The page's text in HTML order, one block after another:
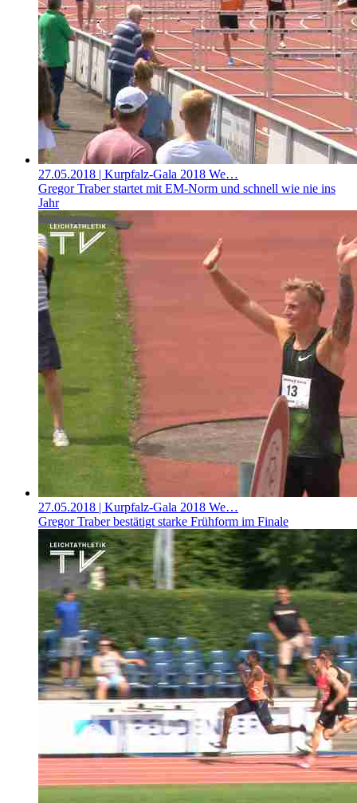
27.05.2018 | Kurpfalz-Gala 2018 We…
Gregor Traber startet mit EM-Norm und schnell wie nie ins
Jahr
27.05.2018 | Kurpfalz-Gala 2018 We…
Gregor Traber bestätigt starke Frühform im Finale